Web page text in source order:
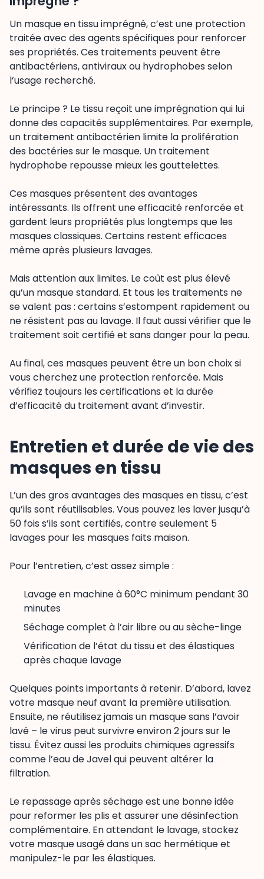
Un masque en tissu imprégné, c’est une protection
traitée avec des agents spécifiques pour renforcer
ses propriétés. Ces traitements peuvent être
antibactériens, antiviraux ou hydrophobes selon
l’usage recherché.
Le principe ? Le tissu reçoit une imprégnation qui lui
donne des capacités supplémentaires. Par exemple,
un traitement antibactérien limite la prolifération
des bactéries sur le masque. Un traitement
hydrophobe repousse mieux les gouttelettes.
Ces masques présentent des avantages
intéressants. Ils offrent une efficacité renforcée et
gardent leurs propriétés plus longtemps que les
masques classiques. Certains restent efficaces
même après plusieurs lavages.
Mais attention aux limites. Le coût est plus élevé
qu’un masque standard. Et tous les traitements ne
se valent pas : certains s’estompent rapidement ou
ne résistent pas au lavage. Il faut aussi vérifier que le
traitement soit certifié et sans danger pour la peau.
Au final, ces masques peuvent être un bon choix si
vous cherchez une protection renforcée. Mais
vérifiez toujours les certifications et la durée
d’efficacité du traitement avant d’investir.
Entretien et durée de vie des
masques en tissu
L’un des gros avantages des masques en tissu, c’est
qu’ils sont réutilisables. Vous pouvez les laver jusqu’à
50 fois s’ils sont certifiés, contre seulement 5
lavages pour les masques faits maison.
Pour l’entretien, c’est assez simple :
Lavage en machine à 60°C minimum pendant 30
minutes
Séchage complet à l’air libre ou au sèche-linge
Vérification de l’état du tissu et des élastiques
après chaque lavage
Quelques points importants à retenir. D’abord, lavez
votre masque neuf avant la première utilisation.
Ensuite, ne réutilisez jamais un masque sans l’avoir
lavé – le virus peut survivre environ 2 jours sur le
tissu. Évitez aussi les produits chimiques agressifs
comme l’eau de Javel qui peuvent altérer la
filtration.
Le repassage après séchage est une bonne idée
pour reformer les plis et assurer une désinfection
complémentaire. En attendant le lavage, stockez
votre masque usagé dans un sac hermétique et
manipulez-le par les élastiques.